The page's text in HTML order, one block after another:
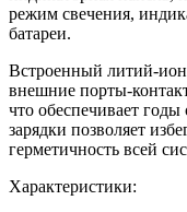
режим свечения,
батареи.
Встроенный литий-
внешние порты-
что обеспечивает
зарядки позволяет
герметичность всей
Характеристики: